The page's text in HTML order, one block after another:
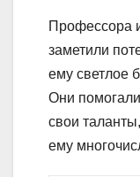
Профессора
заметили
ему светлое
Они
свои
ему